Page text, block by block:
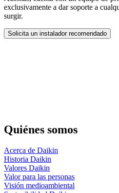
exclusivamente a dar soporte a
surgir.
Solicita un instalador recomendado
Quiénes somos
Acerca de Daikin
Historia Daikin
Valores Daikin
Valor para las personas
Visión medioambiental